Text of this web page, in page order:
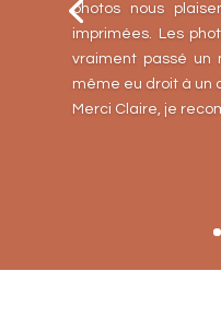
photos nous
imprimées. Les
vraiment passé un
même eu droit à un
Merci Claire, je